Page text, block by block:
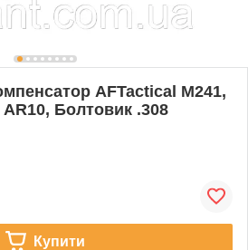
AFTactical M241,
AR10, Болтовик .308
Купити